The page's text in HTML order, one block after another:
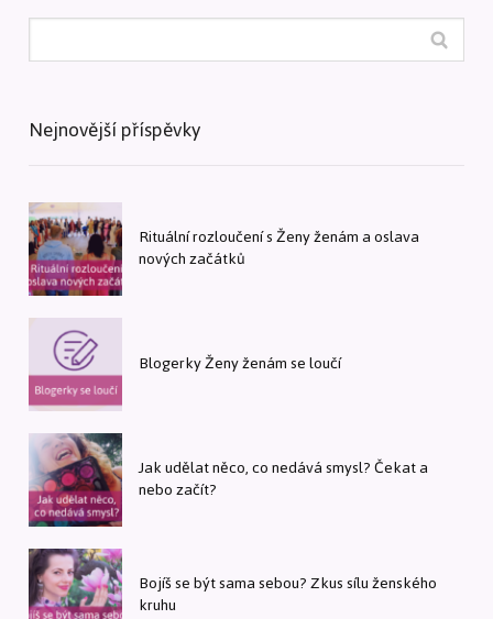
Nejnovější příspěvky
Rituální rozloučení s Ženy ženám a oslava
nových začátků
Blogerky Ženy ženám se loučí
Jak udělat něco, co nedává smysl? Čekat a
nebo začít?
Bojíš se být sama sebou? Zkus sílu ženského
kruhu